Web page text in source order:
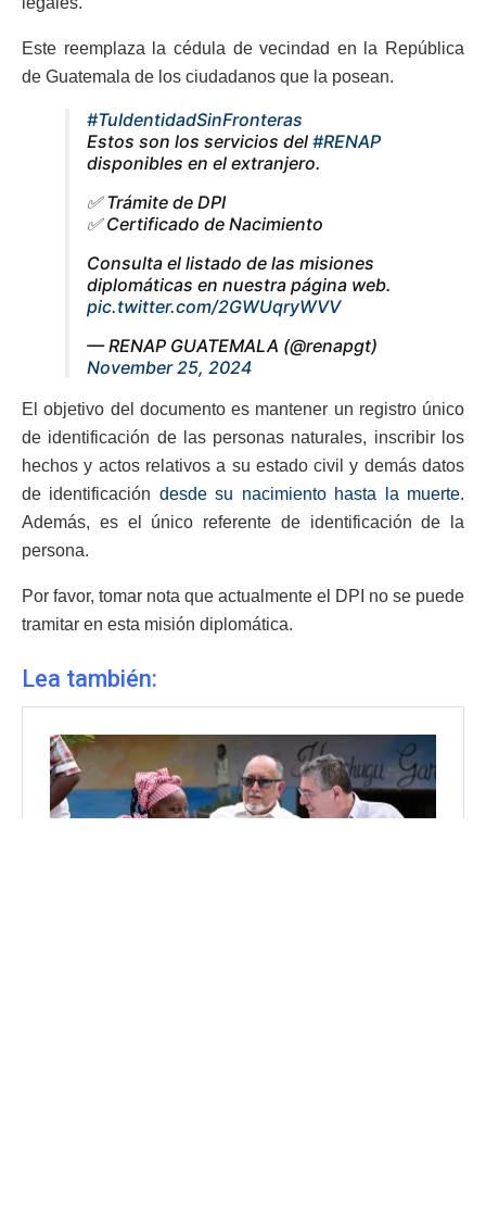
Este reemplaza la cédula de vecindad en la República
de Guatemala de los ciudadanos que la posean.
#TuIdentidadSinFronteras
Estos son los servicios del #RENAP
disponibles en el extranjero.
✅ Trámite de DPI
✅ Certificado de Nacimiento
Consulta el listado de las misiones
diplomáticas en nuestra página web.
pic.twitter.com/2GWUqryWVV
— RENAP GUATEMALA (@renapgt)
November 25, 2024
El objetivo del documento es mantener un registro único
de identificación de las personas naturales, inscribir los
hechos y actos relativos a su estado civil y demás datos
de identificación desde su nacimiento hasta la muerte.
Además, es el único referente de identificación de la
persona.
Por favor, tomar nota que actualmente el DPI no se puede
tramitar en esta misión diplomática.
Lea también: